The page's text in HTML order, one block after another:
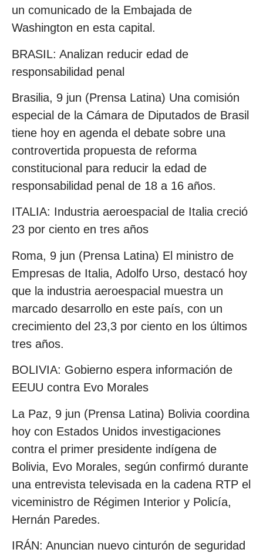
un comunicado de la Embajada de
Washington en esta capital.
BRASIL: Analizan reducir edad de
responsabilidad penal
Brasilia, 9 jun (Prensa Latina) Una comisión
especial de la Cámara de Diputados de Brasil
tiene hoy en agenda el debate sobre una
controvertida propuesta de reforma
constitucional para reducir la edad de
responsabilidad penal de 18 a 16 años.
ITALIA: Industria aeroespacial de Italia creció
23 por ciento en tres años
Roma, 9 jun (Prensa Latina) El ministro de
Empresas de Italia, Adolfo Urso, destacó hoy
que la industria aeroespacial muestra un
marcado desarrollo en este país, con un
crecimiento del 23,3 por ciento en los últimos
tres años.
BOLIVIA: Gobierno espera información de
EEUU contra Evo Morales
La Paz, 9 jun (Prensa Latina) Bolivia coordina
hoy con Estados Unidos investigaciones
contra el primer presidente indígena de
Bolivia, Evo Morales, según confirmó durante
una entrevista televisada en la cadena RTP el
viceministro de Régimen Interior y Policía,
Hernán Paredes.
IRÁN: Anuncian nuevo cinturón de seguridad